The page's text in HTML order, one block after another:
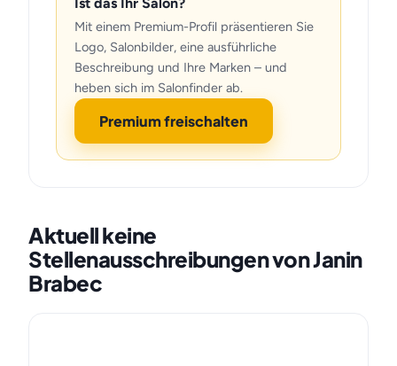
Mit einem Premium-Profil präsentieren Sie
Logo, Salonbilder, eine ausführliche
Beschreibung und Ihre Marken – und
heben sich im Salonfinder ab.
Premium freischalten
Aktuell keine
Stellenausschreibungen von Janin
Brabec